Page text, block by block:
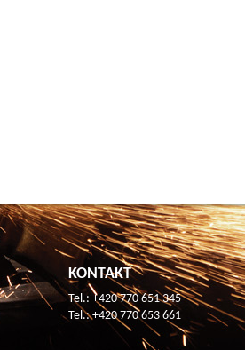
KONTAKT
Tel.: +420 770 651 345
Tel.: +420 770 653 661